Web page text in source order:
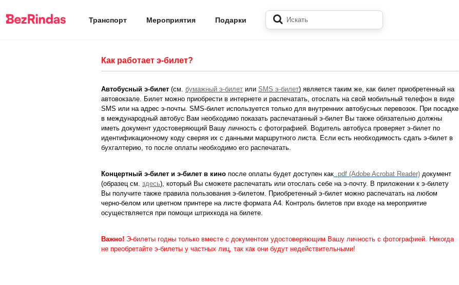
Транспорт Мероприятия Подарки
Как работает э-билет?
Автобусный э-билет (см. бумажный э-билет или SMS э-билет) является таким же, как билет приобретенный на
автовокзале. Билет можно приобрести в интернете и распечатать, отослать на свой мобильный телефон в виде
SMS или на адрес э-почты. SMS-билет используется только для внутренних автобусных перевозок. При посадке
в международный автобус Вам необходимо показать распечатанный э-билет Вы также обязательно должны
иметь документ удостоверяющий Вашу личность с фотографией. Водитель автобуса проверяет э-билет по
идентификационному коду сверяя их с данными маршрутного листа. Если есть необходимость сдать э-билет в
бухгалтерию, то после оплаты необходимо его распечатать.
Концертный э-билет и э-билет в кино после оплаты будет доступен как .pdf (Adobe Acrobat Reader) документ
(образец см. здесь), который Вы сможете распечатать или отослать себе на э-почту. В приложении к э-билету
Вы получите также правила пользования э-билетом. Приобретенный э-билет можно распечатать на любом
черно-белом или цветном принтере на листе формата A4. Контроль билетов при входе на мероприятие
осуществляется при помощи штрихкода на билете.
Важно! Э-билеты годны только вместе с документом удостоверяющим Вашу личность с фотографией. Никогда
не преобретайте э-билеты у частных лиц, так как они будут недействительными!